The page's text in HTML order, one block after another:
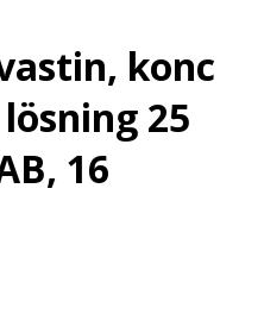
konc
25
16